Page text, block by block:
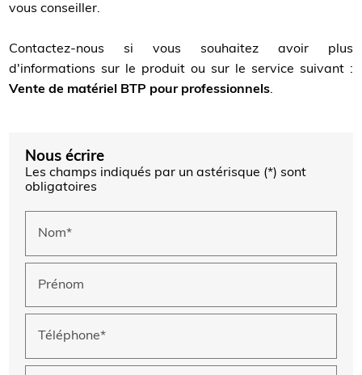
vous conseiller.
Contactez-nous si vous souhaitez avoir plus
d'informations sur le produit ou sur le service suivant :
Vente de matériel BTP pour professionnels.
Nous écrire
Les champs indiqués par un astérisque (*) sont
obligatoires
Nom*
Prénom
Téléphone*